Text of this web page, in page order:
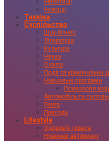
Інвестиції
Іновації
Техніка
Суспільство
Шоу-бізнес
Література
Культура
Наука
Освіта
Події та кримінальна
Навчальні програми
Психологія
Автомобіль та
Театр
Пригоди
Lifestyle
Здоровʼя і краса
Новинки авторинку